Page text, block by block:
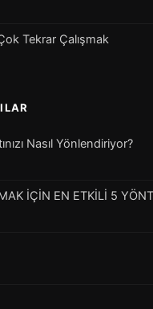
Tekrar Çalışmak
Nasıl Yönlendiriyor?
İÇİN EN ETKİLİ 5